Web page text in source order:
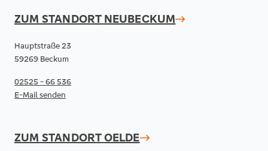
ZUM STANDORT NEUBECKUM
Hauptstraße 23
59269 Beckum
02525 - 66 536
E-Mail senden
ZUM STANDORTOELDE